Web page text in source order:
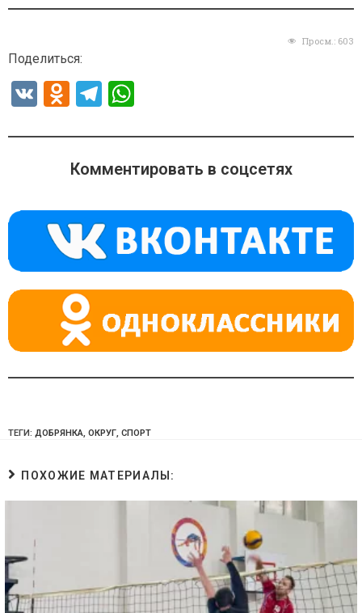
Просм.: 603
Поделиться:
V
O
n
o
a
ss
ni
ki
T
e
gr
m
at
s
p
p
Комментировать в соцсетях
ТЕГИ: ДОБРЯНКА, ОКРУГ, СПОРТ
ПОХОЖИЕ МАТЕРИАЛЫ: